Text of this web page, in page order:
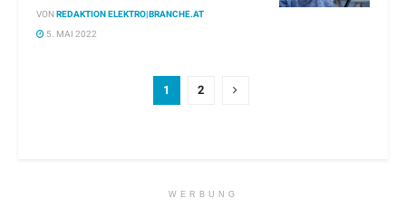
VONREDAKTION ELEKTRO|BRANCHE.AT
5. MAI 2022
1 2
WERBUNG